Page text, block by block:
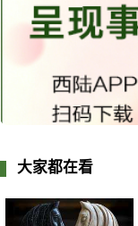
大家都在看